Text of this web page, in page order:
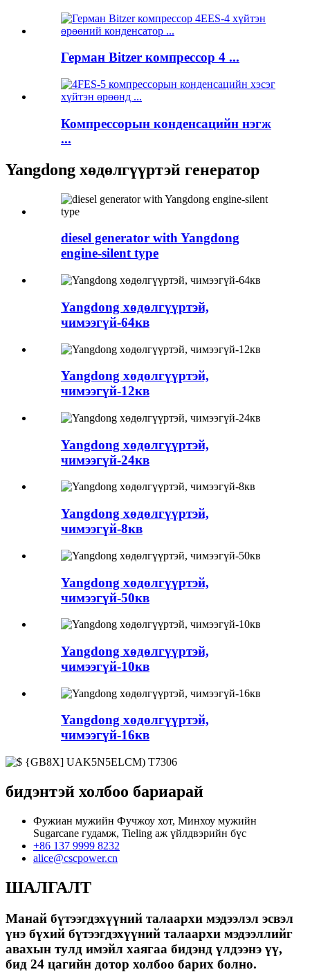
Герман Bitzer компрессор 4 ...
Компрессорын конденсацийн нэгж
...
Yangdong хөдөлгүүртэй генератор
diesel generator with Yangdong
engine-silent type
Yangdong хөдөлгүүртэй,
чимээгүй-64кв
Yangdong хөдөлгүүртэй,
чимээгүй-12кв
Yangdong хөдөлгүүртэй,
чимээгүй-24кв
Yangdong хөдөлгүүртэй,
чимээгүй-8кв
Yangdong хөдөлгүүртэй,
чимээгүй-50кв
Yangdong хөдөлгүүртэй,
чимээгүй-10кв
Yangdong хөдөлгүүртэй,
чимээгүй-16кв
бидэнтэй холбоо бариарай
Фужиан мужийн Фучжоу хот, Минхоу мужийн
Sugarcane гудамж, Tieling аж үйлдвэрийн бүс
+86 137 9999 8232
alice@cscpower.cn
ШАЛГАЛТ
Манай бүтээгдэхүүний талаархи мэдээлэл эсвэл
үнэ бүхий бүтээгдэхүүний талаархи мэдээллийг
авахын тулд имэйл хаягаа бидэнд үлдээнэ үү,
бид 24 цагийн дотор холбоо барих болно.